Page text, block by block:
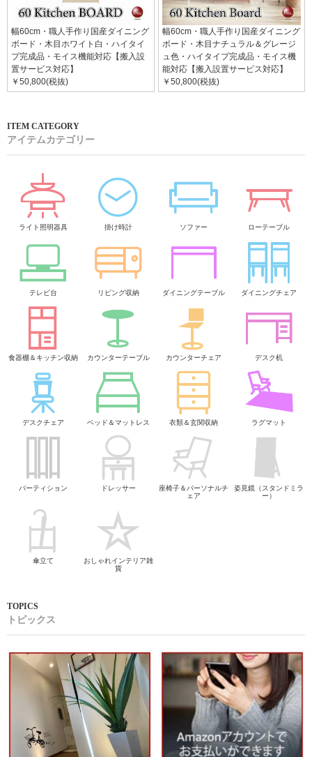
幅60cm・職人手作り国産ダイニング
ボード・木目ホワイト白・ハイタイ
プ完成品・モイス機能対応【搬入設
置サービス対応】
￥50,800(税抜)
幅60cm・職人手作り国産ダイニング
ボード・木目ナチュラル＆グレージ
ュ色・ハイタイプ完成品・モイス機
能対応【搬入設置サービス対応】
￥50,800(税抜)
アイテムカテゴリー
ライト照明器具 掛け時計 ソファー ローテーブル
テレビ台 リビング収納 ダイニングテーブル ダイニングチェア
食器棚＆キッチン収納 カウンターテーブル カウンターチェア デスク机
デスクチェア ベッド＆マットレス 衣類＆玄関収納 ラグマット
パーティション ドレッサー
座椅子＆パーソナルチ
ェア
姿見鏡（スタンドミラ
ー）
傘立て
おしゃれインテリア雑
貨
トピックス